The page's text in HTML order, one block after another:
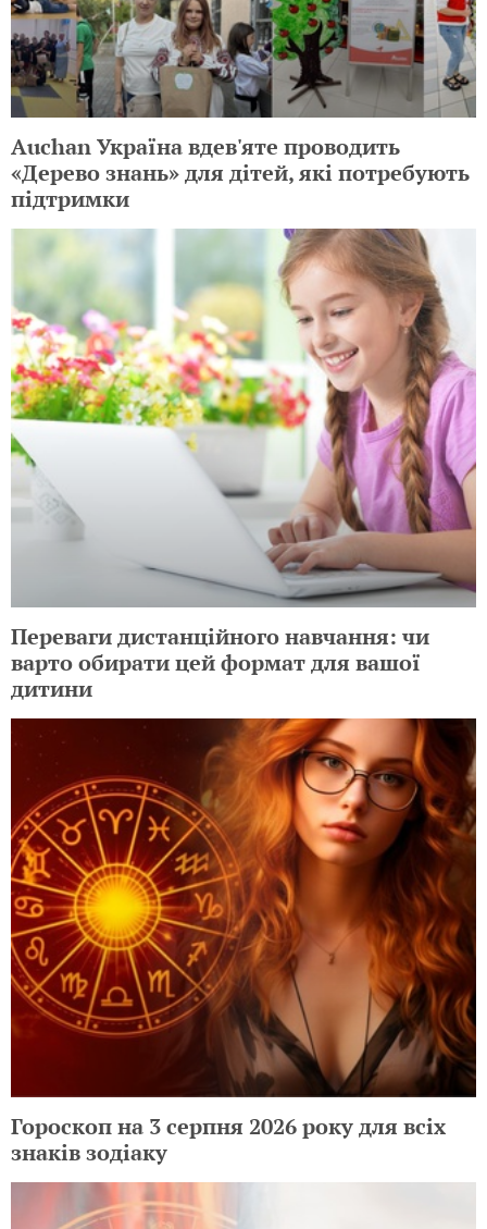
Auchan Україна вдев'яте проводить
«Дерево знань» для дітей, які потребують
підтримки
Переваги дистанційного навчання: чи
варто обирати цей формат для вашої
дитини
Гороскоп на 3 серпня 2026 року для всіх
знаків зодіаку